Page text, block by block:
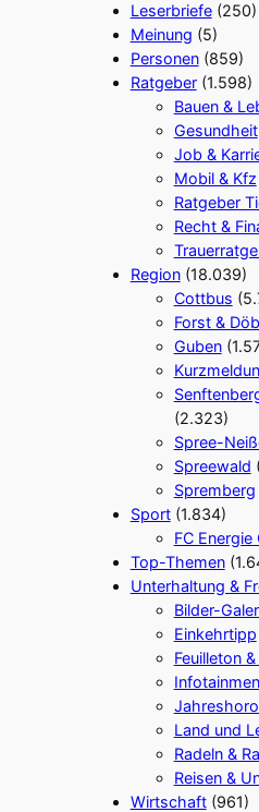
Leserbriefe(250)
Meinung (5)
Personen(859)
Ratgeber(1.598)
Bauen &
Gesundheit
Job &
Mobil & Kfz
Ratgeber
Recht &
Region(18.039)
Cottbus
Forst &
Guben
(2.323)
Spree-
Spreewald
Spremberg
Sport(1.834)
FC
Top-Themen
Unterhaltung &
Bilder-
Einkehrtipp
Feuilleton
Land und
Radeln &
Reisen &
Wirtschaft(961)